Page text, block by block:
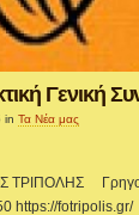
Γενική
in Τα Νέα μας
ΤΡΙΠΟΛΗΣ
https://